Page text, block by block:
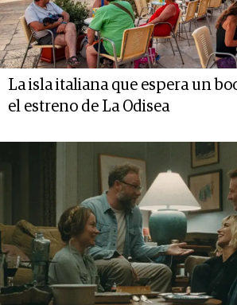
La isla italiana que espera un
el estreno de La Odisea